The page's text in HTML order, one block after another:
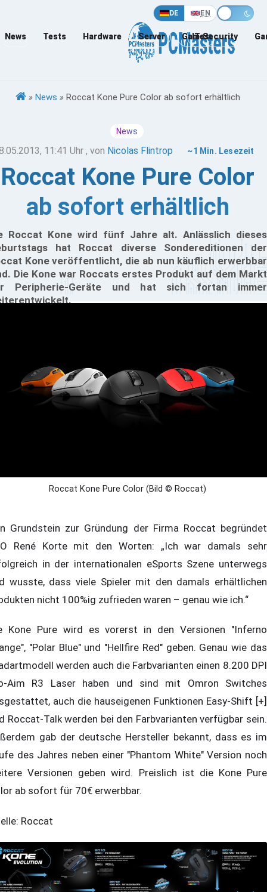
DE EN
News Tests Hardware Server Games
IT-Security
» News » Roccat Kone Pure Color ab sofort erhältlich
News
11:41 Uhr , von Nicolas Flintrop ~1 Min. Lesezeit
Roccat Kone Pure Color
ab sofort erhältlich
Roccat Kone wird fünf Jahre alt. Anlässlich dieses
hat Roccat diverse Sondereditionen der
Kone veröffentlicht, die ab nun käuflich erwerbbar
Die Kone war Roccats erstes Produkt auf dem Markt
Peripherie-Geräte und hat sich fortan immer
Roccat Kone Pure Color (Bild © Roccat)
Grundstein zur Gründung der Firma Roccat begründet
René Korte mit den Worten: „Ich war damals sehr
in der internationalen eSports Szene unterwegs
wusste, dass viele Spieler mit den damals erhältlichen
nicht 100%ig zufrieden waren – genau wie ich.“
Kone Pure wird es vorerst in den Versionen "Inferno
"Polar Blue" und "Hellfire Red" geben. Genau wie das
werden auch die Farbvarianten einen 8.200 DPI
Aim R3 Laser haben und sind mit Omron Switches
auch die hauseigenen Funktionen Easy-Shift [+]
Roccat-Talk werden bei den Farbvarianten verfügbar sein.
gab der deutsche Hersteller bekannt, dass es im
des Jahres neben einer "Phantom White" Version noch
Versionen geben wird. Preislich ist die Kone Pure
ab sofort für 70€ erwerbbar.
Roccat